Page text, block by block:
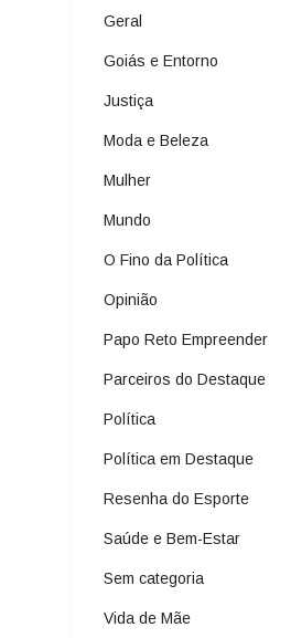
Geral
Goiás e Entorno
Justiça
Moda e Beleza
Mulher
Mundo
O Fino da Política
Opinião
Papo Reto Empreender
Parceiros do Destaque
Política
Política em Destaque
Resenha do Esporte
Saúde e Bem-Estar
Sem categoria
Vida de Mãe